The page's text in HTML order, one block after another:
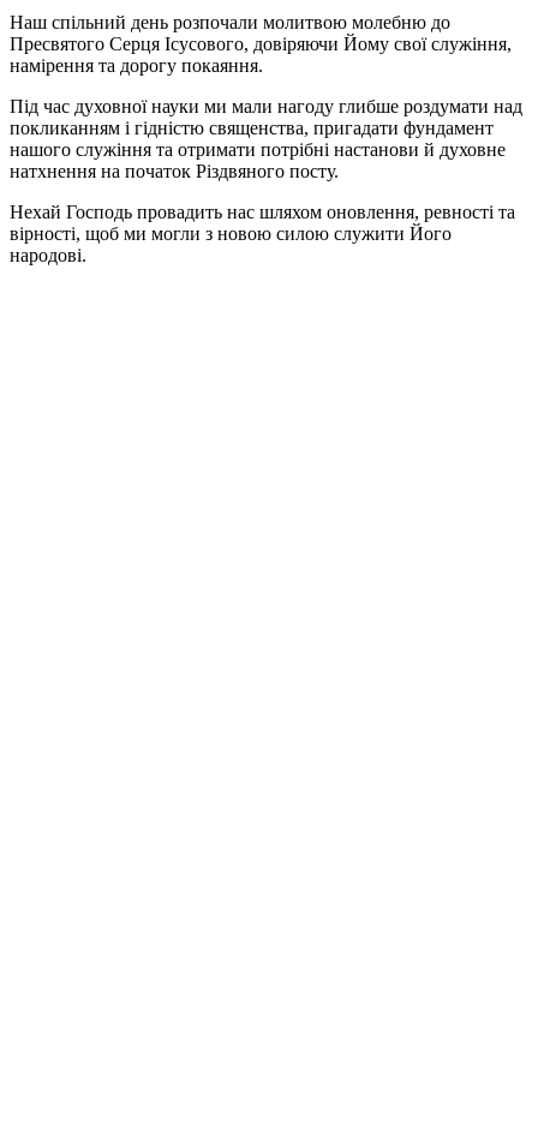
Наш спільний день розпочали молитвою молебню до
Пресвятого Серця Ісусового, довіряючи Йому свої служіння,
намірення та дорогу покаяння.
Під час духовної науки ми мали нагоду глибше роздумати над
покликанням і гідністю священства, пригадати фундамент
нашого служіння та отримати потрібні настанови й духовне
натхнення на початок Різдвяного посту.
Нехай Господь провадить нас шляхом оновлення, ревності та
вірності, щоб ми могли з новою силою служити Його
народові.